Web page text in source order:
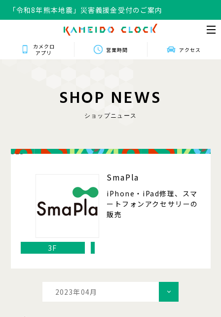
「令和8年熊本地震」災害義援金受付のご案内
カメクロ
アプリ
営業時間 アクセス
SHOP NEWS
ショップニュース
323
SmaPla
iPhone・iPad修理、スマ
ートフォンアクセサリーの
販売
3F
2023年04月